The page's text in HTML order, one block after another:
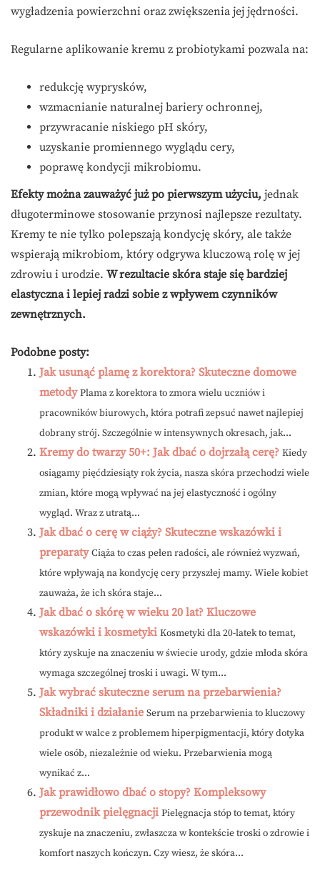
wygładzenia powierzchni oraz zwiększenia jej jędrności.
Regularne aplikowanie kremu z probiotykami pozwala na:
redukcję wyprysków,
wzmacnianie naturalnej bariery ochronnej,
przywracanie niskiego pH skóry,
uzyskanie promiennego wyglądu cery,
poprawę kondycji mikrobiomu.
Efekty można zauważyć już po pierwszym użyciu, jednak
długoterminowe stosowanie przynosi najlepsze rezultaty.
Kremy te nie tylko polepszają kondycję skóry, ale także
wspierają mikrobiom, który odgrywa kluczową rolę w jej
zdrowiu i urodzie. W rezultacie skóra staje się bardziej
elastyczna i lepiej radzi sobie z wpływem czynników
zewnętrznych.
Podobne posty:
Jak usunąć plamę z korektora? Skuteczne domowe
metody Plama z korektora to zmora wielu uczniów i
pracowników biurowych, która potrafi zepsuć nawet najlepiej
dobrany strój. Szczególnie w intensywnych okresach, jak...
Kremy do twarzy 50+: Jak dbać o dojrzałą cerę? Kiedy
osiągamy pięćdziesiąty rok życia, nasza skóra przechodzi wiele
zmian, które mogą wpływać na jej elastyczność i ogólny
wygląd. Wraz z utratą...
Jak dbać o cerę w ciąży? Skuteczne wskazówki i
preparaty Ciąża to czas pełen radości, ale również wyzwań,
które wpływają na kondycję cery przyszłej mamy. Wiele kobiet
zauważa, że ich skóra staje...
Jak dbać o skórę w wieku 20 lat? Kluczowe
wskazówki i kosmetyki Kosmetyki dla 20-latek to temat,
który zyskuje na znaczeniu w świecie urody, gdzie młoda skóra
wymaga szczególnej troski i uwagi. W tym...
Jak wybrać skuteczne serum na przebarwienia?
Składniki i działanie Serum na przebarwienia to kluczowy
produkt w walce z problemem hiperpigmentacji, który dotyka
wiele osób, niezależnie od wieku. Przebarwienia mogą
wynikać z...
Jak prawidłowo dbać o stopy? Kompleksowy
przewodnik pielęgnacji Pielęgnacja stóp to temat, który
zyskuje na znaczeniu, zwłaszcza w kontekście troski o zdrowie i
komfort naszych kończyn. Czy wiesz, że skóra...